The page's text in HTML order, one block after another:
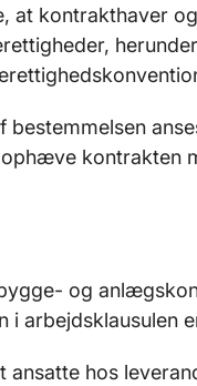
at kontrakthaver
bestemmelsen
kontrakten
og
i arbejdsklausulen
ansatte hos